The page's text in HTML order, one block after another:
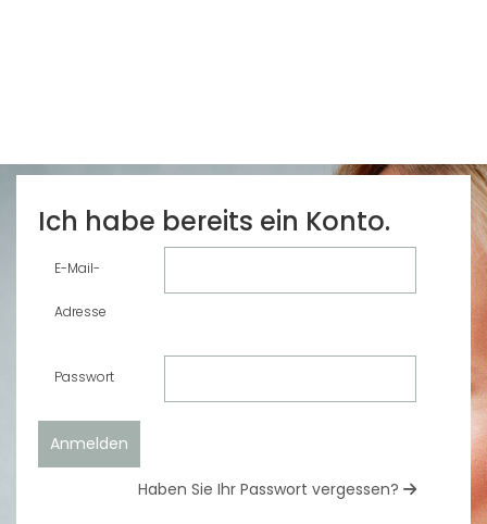
Ich habe bereits ein Konto.
E-Mail-
Adresse
Passwort
Haben Sie Ihr Passwort vergessen?